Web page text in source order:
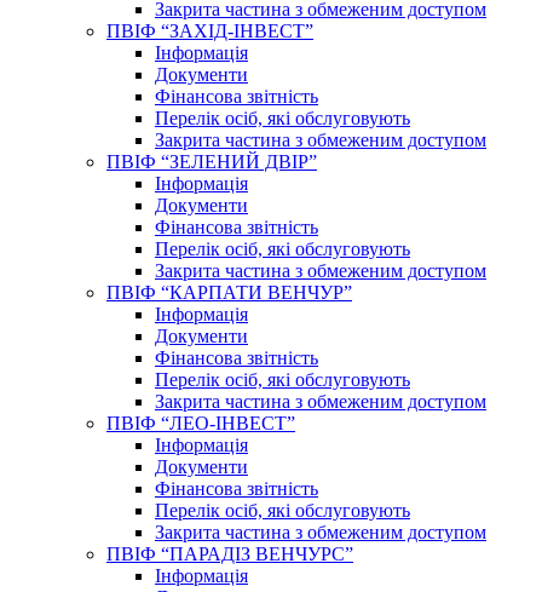
Закрита частина з обмеженим доступом
ПВІФ “ЗАХІД-ІНВЕСТ”
Інформація
Документи
Фінансова звітність
Перелік осіб, які обслуговують
Закрита частина з обмеженим доступом
ПВІФ “ЗЕЛЕНИЙ ДВІР”
Інформація
Документи
Фінансова звітність
Перелік осіб, які обслуговують
Закрита частина з обмеженим доступом
ПВІФ “КАРПАТИ ВЕНЧУР”
Інформація
Документи
Фінансова звітність
Перелік осіб, які обслуговують
Закрита частина з обмеженим доступом
ПВІФ “ЛЕО-ІНВЕСТ”
Інформація
Документи
Фінансова звітність
Перелік осіб, які обслуговують
Закрита частина з обмеженим доступом
ПВІФ “ПАРАДІЗ ВЕНЧУРС”
Інформація